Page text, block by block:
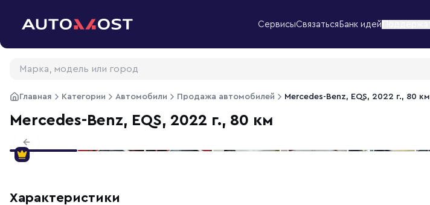
СервисыСвязаться Банк идей
Главная Категории Автомобили Продажа автомобилей Mercedes-Benz, EQS, 2022 г., 80 км
Mercedes-Benz, EQS, 2022 г., 80 км
Previous slide
Характеристики